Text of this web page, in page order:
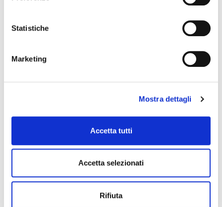
Statistiche
Marketing
Mostra dettagli
Accetta tutti
Accetta selezionati
Rifiuta
1,00 €